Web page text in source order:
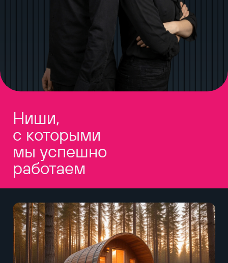
Ниши,
с которыми
мы успешно
работаем